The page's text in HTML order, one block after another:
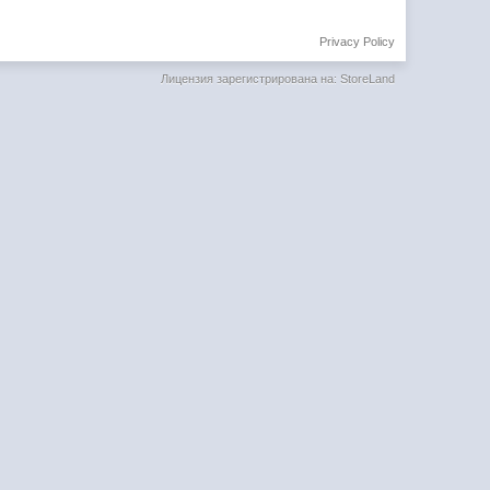
Privacy Policy
Лицензия зарегистрирована на: StoreLand